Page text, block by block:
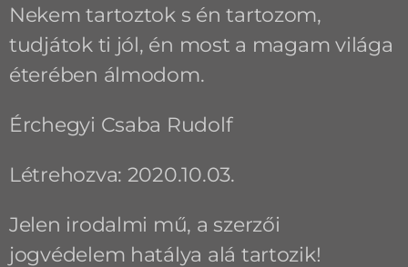
Nekem tartoztok s én tartozom,
tudjátok ti jól, én most a magam világa
éterében álmodom.
Érchegyi Csaba Rudolf
Létrehozva: 2020.10.03.
Jelen irodalmi mű, a szerzői
jogvédelem hatálya alá tartozik!